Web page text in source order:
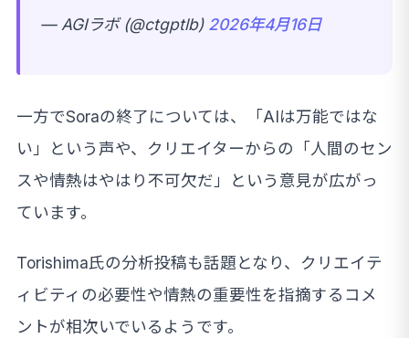
— AGIラボ (@ctgptlb) 2026年4月16日
一方でSoraの終了については、「AIは万能ではな
い」という声や、クリエイターからの「人間のセン
スや情熱はやはり不可欠だ」という意見が広がっ
ています。
Torishima氏の分析投稿も話題となり、クリエイテ
ィビティの必要性や情熱の重要性を指摘するコメ
ントが相次いでいるようです。